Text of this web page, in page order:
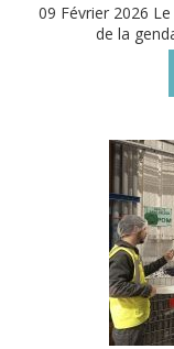
09 Février 2026
de la